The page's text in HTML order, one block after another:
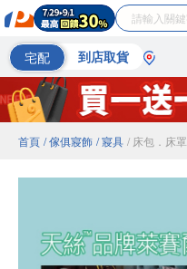
宅配 到店取貨
首頁 / 傢俱寢飾 / 寢具 / 床包．床罩